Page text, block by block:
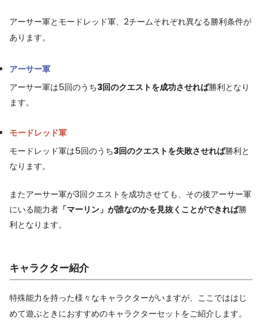
アーサー軍とモードレッド軍、2チームそれぞれ異なる勝利条件が
あります。
アーサー軍
アーサー軍は5回のうち3回のクエストを成功させれば勝利となり
ます。
モードレッド軍
モードレッド軍は5回のうち3回のクエストを失敗させれば勝利と
なります。
またアーサー軍が3回クエストを成功させても、その後アーサー軍
にいる能力者 「マーリン」が誰なのかを見抜くことができれば勝
利となります。
キャラクター紹介
特殊能力を持った様々なキャラクターがいますが、ここでははじ
めて遊ぶときにおすすめのキャラクターセットをご紹介します。